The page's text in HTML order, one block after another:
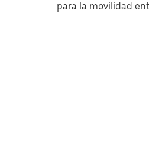
para la movilidad